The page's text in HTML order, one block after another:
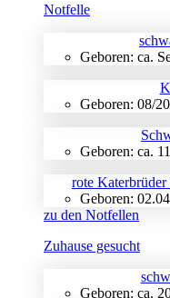
Notfelle
Geboren: ca.
Geboren: 08/
Geboren: ca.
rote
Geboren:
zu den Notfellen
Zuhause gesucht
Geboren: ca.